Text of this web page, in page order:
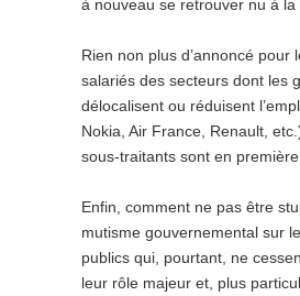
à nouveau se retrouver nu à la
Rien non plus d’annoncé pour
salariés des secteurs dont les
délocalisent ou réduisent
Nokia, Air France, Renault,
sous-traitants sont en première
Enfin, comment ne pas être
mutisme gouvernemental sur
publics qui, pourtant, ne
leur rôle majeur et, plus